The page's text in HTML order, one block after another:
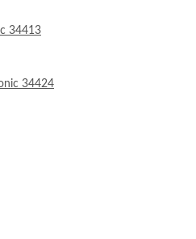
34413